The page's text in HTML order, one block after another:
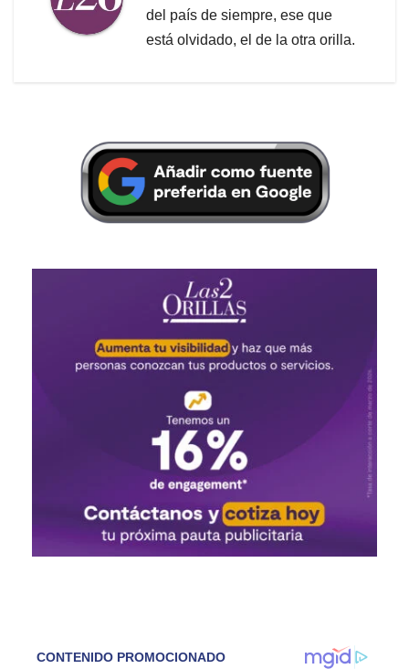
del país de siempre, ese que
está olvidado, el de la otra orilla.